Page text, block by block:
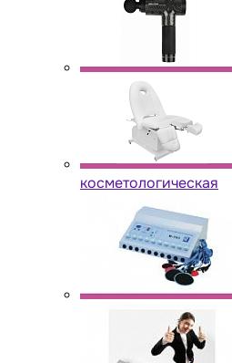
косметологическая